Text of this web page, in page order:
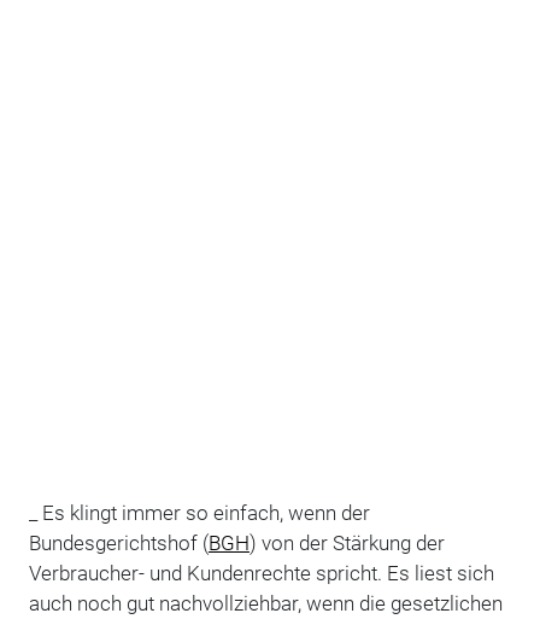
_ Es klingt immer so einfach, wenn der
Bundesgerichtshof (BGH) von der Stärkung der
Verbraucher- und Kundenrechte spricht. Es liest sich
auch noch gut nachvollziehbar, wenn die gesetzlichen